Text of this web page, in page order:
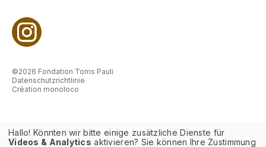
©2026 Fondation Toms Pauli
Datenschutzrichtlinie
Création monoloco
Hallo! Könnten wir bitte einige zusätzliche Dienste für
Videos & Analytics aktivieren? Sie können Ihre Zustimmung